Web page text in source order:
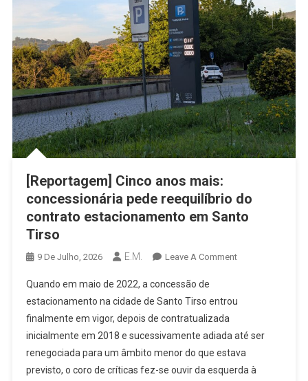
[Reportagem] Cinco anos mais:
concessionária pede reequilíbrio do
contrato estacionamento em Santo
Tirso
9 De Julho, 2026 E.M. Leave A CommentOn
Anos
Concessionária
Pede
Reequilíbrio
Quando em maio de 2022, a concessão de
estacionamento na cidade de Santo Tirso entrou
finalmente em vigor, depois de contratualizada
inicialmente em 2018 e sucessivamente adiada até ser
renegociada para um âmbito menor do que estava
previsto, o coro de críticas fez-se ouvir da esquerda à